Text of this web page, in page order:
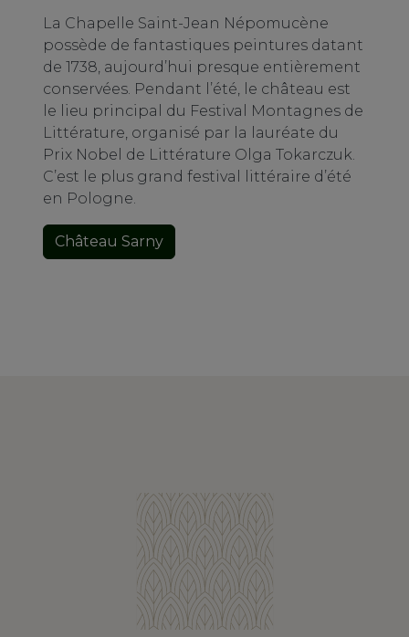
La Chapelle Saint-Jean Népomucène
possède de fantastiques peintures datant
de 1738, aujourd’hui presque entièrement
conservées. Pendant l’été, le château est
le lieu principal du Festival Montagnes de
Littérature, organisé par la lauréate du
Prix Nobel de Littérature Olga Tokarczuk.
C’est le plus grand festival littéraire d’été
en Pologne.
Château Sarny